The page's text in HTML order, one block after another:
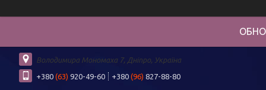
Володимира Мономаха 7, Дніпро, Україна
+380 (63) 920-49-60 +380 (96) 827-88-80